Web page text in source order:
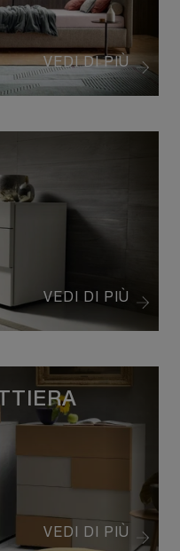
VEDI DI PIÙ
VEDI DI PIÙ
VEDI DI PIÙ